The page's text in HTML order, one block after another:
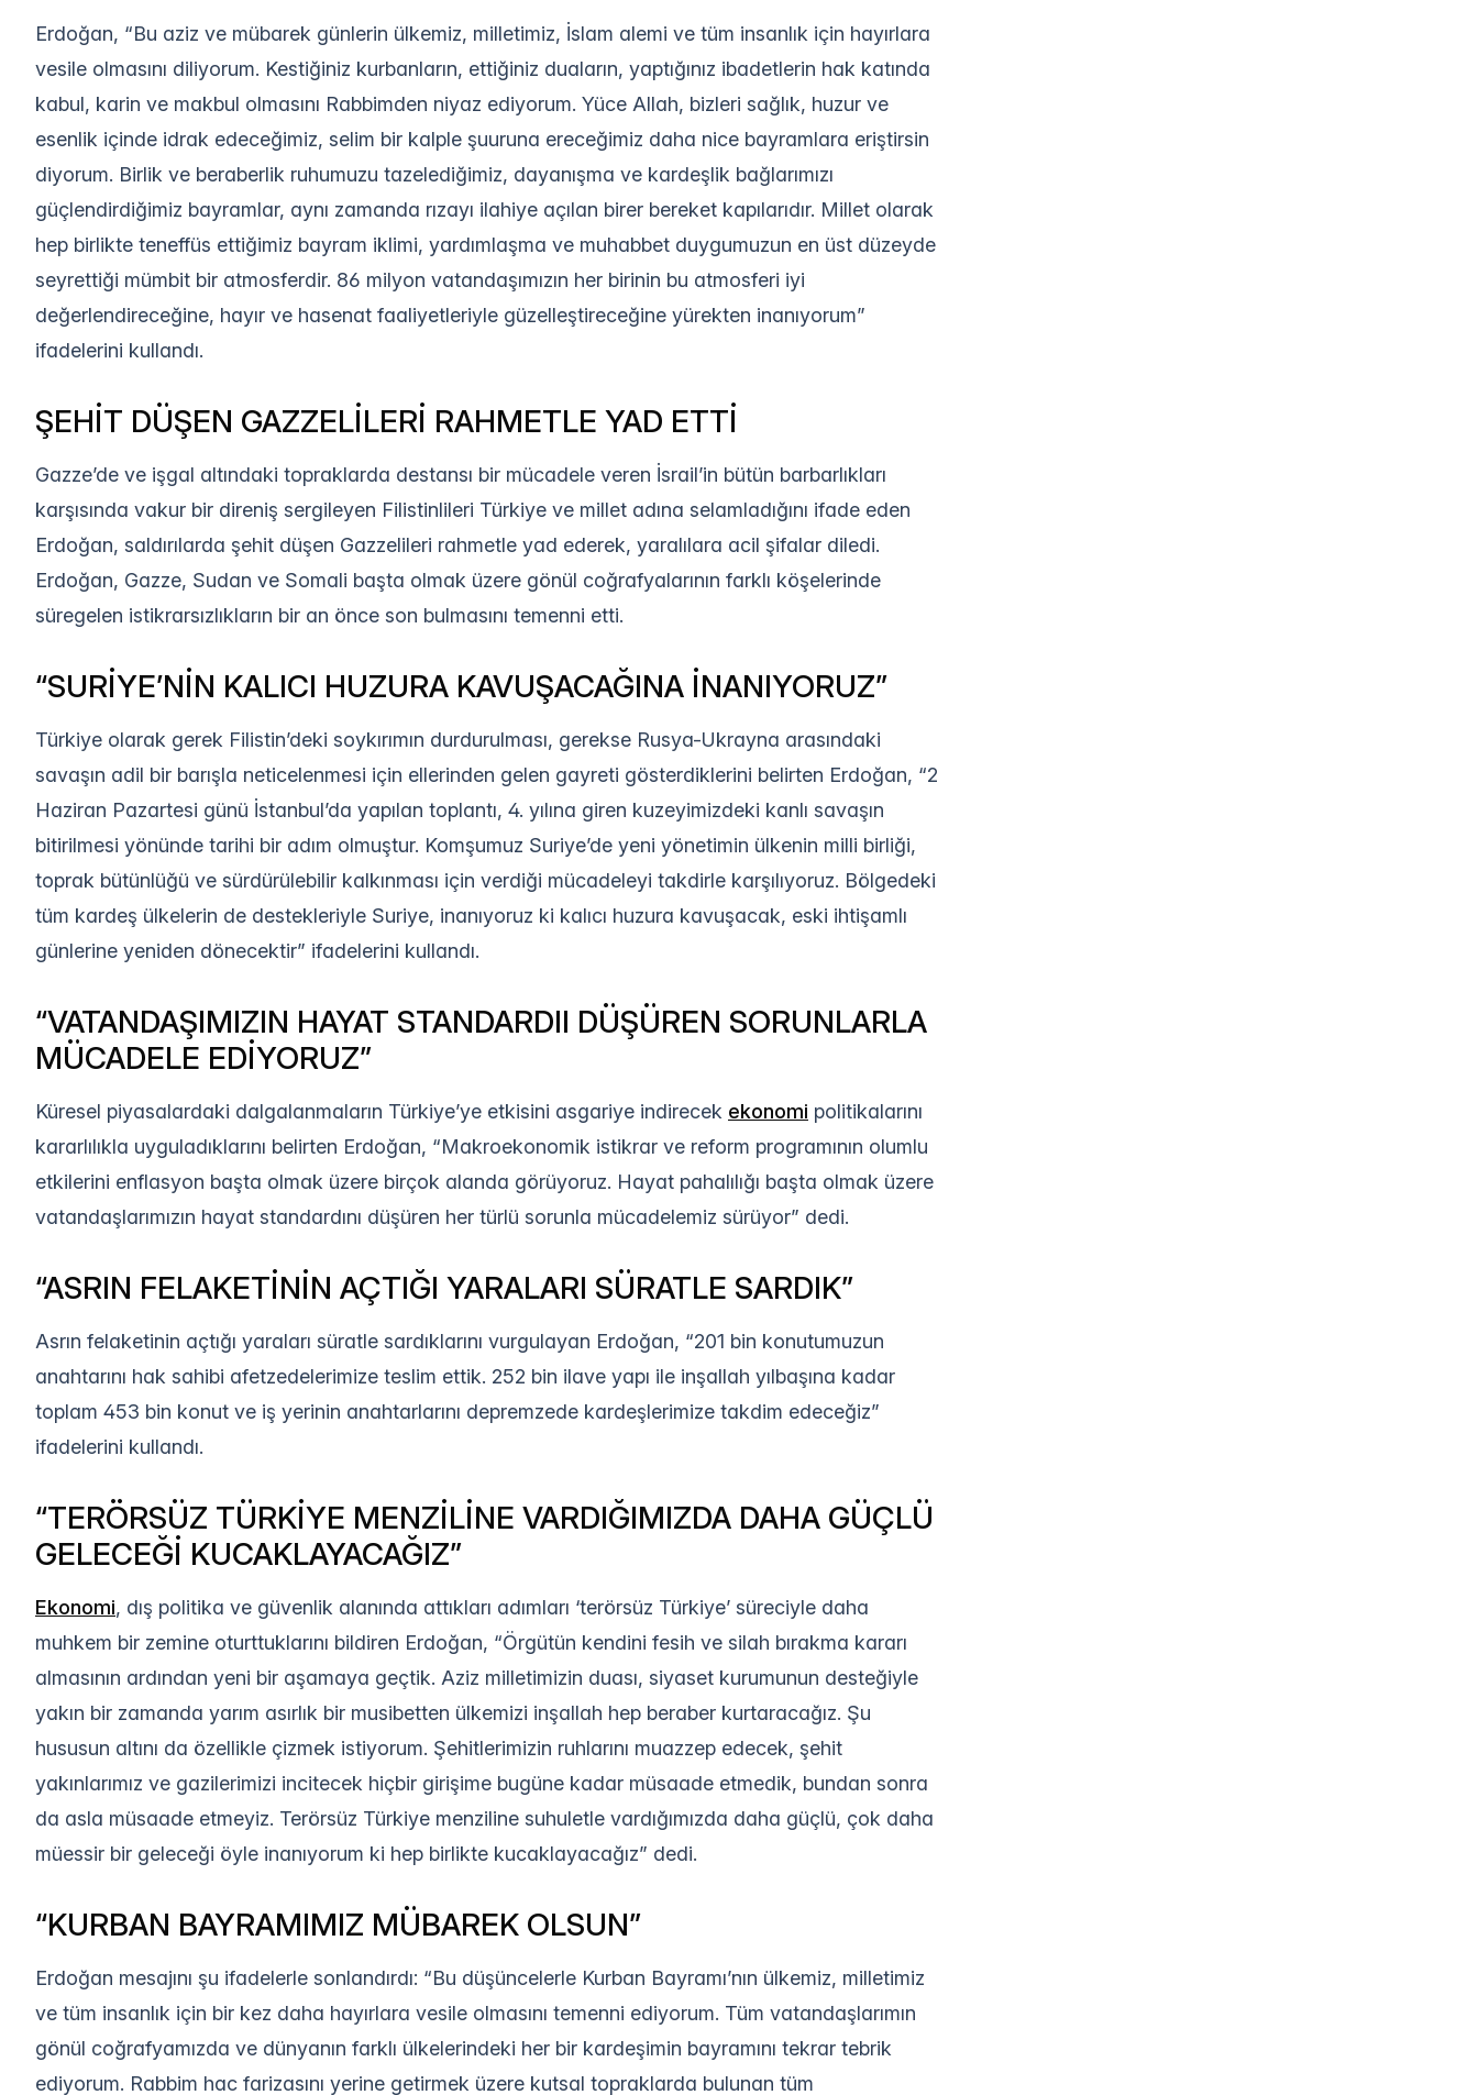
Erdoğan, “Bu aziz ve mübarek günlerin ülkemiz, milletimiz, İslam alemi ve tüm insanlık için hayırlara
vesile olmasını diliyorum. Kestiğiniz kurbanların, ettiğiniz duaların, yaptığınız ibadetlerin hak katında
kabul, karin ve makbul olmasını Rabbimden niyaz ediyorum. Yüce Allah, bizleri sağlık, huzur ve
esenlik içinde idrak edeceğimiz, selim bir kalple şuuruna ereceğimiz daha nice bayramlara eriştirsin
diyorum. Birlik ve beraberlik ruhumuzu tazelediğimiz, dayanışma ve kardeşlik bağlarımızı
güçlendirdiğimiz bayramlar, aynı zamanda rızayı ilahiye açılan birer bereket kapılarıdır. Millet olarak
hep birlikte teneffüs ettiğimiz bayram iklimi, yardımlaşma ve muhabbet duygumuzun en üst düzeyde
seyrettiği mümbit bir atmosferdir. 86 milyon vatandaşımızın her birinin bu atmosferi iyi
değerlendireceğine, hayır ve hasenat faaliyetleriyle güzelleştireceğine yürekten inanıyorum”
ifadelerini kullandı.
ŞEHİT DÜŞEN GAZZELİLERİ RAHMETLE YAD ETTİ
Gazze’de ve işgal altındaki topraklarda destansı bir mücadele veren İsrail’in bütün barbarlıkları
karşısında vakur bir direniş sergileyen Filistinlileri Türkiye ve millet adına selamladığını ifade eden
Erdoğan, saldırılarda şehit düşen Gazzelileri rahmetle yad ederek, yaralılara acil şifalar diledi.
Erdoğan, Gazze, Sudan ve Somali başta olmak üzere gönül coğrafyalarının farklı köşelerinde
süregelen istikrarsızlıkların bir an önce son bulmasını temenni etti.
“SURİYE’NİN KALICI HUZURA KAVUŞACAĞINA İNANIYORUZ”
Türkiye olarak gerek Filistin’deki soykırımın durdurulması, gerekse Rusya-Ukrayna arasındaki
savaşın adil bir barışla neticelenmesi için ellerinden gelen gayreti gösterdiklerini belirten Erdoğan, “2
Haziran Pazartesi günü İstanbul’da yapılan toplantı, 4. yılına giren kuzeyimizdeki kanlı savaşın
bitirilmesi yönünde tarihi bir adım olmuştur. Komşumuz Suriye’de yeni yönetimin ülkenin milli birliği,
toprak bütünlüğü ve sürdürülebilir kalkınması için verdiği mücadeleyi takdirle karşılıyoruz. Bölgedeki
tüm kardeş ülkelerin de destekleriyle Suriye, inanıyoruz ki kalıcı huzura kavuşacak, eski ihtişamlı
günlerine yeniden dönecektir” ifadelerini kullandı.
“VATANDAŞIMIZIN HAYAT STANDARDII DÜŞÜREN SORUNLARLA
MÜCADELE EDİYORUZ”
Küresel piyasalardaki dalgalanmaların Türkiye’ye etkisini asgariye indirecek ekonomi politikalarını
kararlılıkla uyguladıklarını belirten Erdoğan, “Makroekonomik istikrar ve reform programının olumlu
etkilerini enflasyon başta olmak üzere birçok alanda görüyoruz. Hayat pahalılığı başta olmak üzere
vatandaşlarımızın hayat standardını düşüren her türlü sorunla mücadelemiz sürüyor” dedi.
“ASRIN FELAKETİNİN AÇTIĞI YARALARI SÜRATLE SARDIK”
Asrın felaketinin açtığı yaraları süratle sardıklarını vurgulayan Erdoğan, “201 bin konutumuzun
anahtarını hak sahibi afetzedelerimize teslim ettik. 252 bin ilave yapı ile inşallah yılbaşına kadar
toplam 453 bin konut ve iş yerinin anahtarlarını depremzede kardeşlerimize takdim edeceğiz”
ifadelerini kullandı.
“TERÖRSÜZ TÜRKİYE MENZİLİNE VARDIĞIMIZDA DAHA GÜÇLÜ
GELECEĞİ KUCAKLAYACAĞIZ”
Ekonomi, dış politika ve güvenlik alanında attıkları adımları ‘terörsüz Türkiye’ süreciyle daha
muhkem bir zemine oturttuklarını bildiren Erdoğan, “Örgütün kendini fesih ve silah bırakma kararı
almasının ardından yeni bir aşamaya geçtik. Aziz milletimizin duası, siyaset kurumunun desteğiyle
yakın bir zamanda yarım asırlık bir musibetten ülkemizi inşallah hep beraber kurtaracağız. Şu
hususun altını da özellikle çizmek istiyorum. Şehitlerimizin ruhlarını muazzep edecek, şehit
yakınlarımız ve gazilerimizi incitecek hiçbir girişime bugüne kadar müsaade etmedik, bundan sonra
da asla müsaade etmeyiz. Terörsüz Türkiye menziline suhuletle vardığımızda daha güçlü, çok daha
müessir bir geleceği öyle inanıyorum ki hep birlikte kucaklayacağız” dedi.
“KURBAN BAYRAMIMIZ MÜBAREK OLSUN”
Erdoğan mesajını şu ifadelerle sonlandırdı: “Bu düşüncelerle Kurban Bayramı’nın ülkemiz, milletimiz
ve tüm insanlık için bir kez daha hayırlara vesile olmasını temenni ediyorum. Tüm vatandaşlarımın
gönül coğrafyamızda ve dünyanın farklı ülkelerindeki her bir kardeşimin bayramını tekrar tebrik
ediyorum. Rabbim hac farizasını yerine getirmek üzere kutsal topraklarda bulunan tüm